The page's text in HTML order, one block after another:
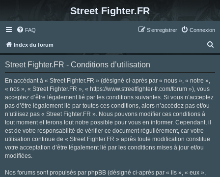
Street Fighter.FR
FAQ Connexion
S’enregistrer
Index du forum
e
Street Fighter.FR - Conditions d’utilisation
En accédant à « Street Fighter.FR » (désigné ci-après par « nous », « notre »,
« nos », « Street Fighter.FR », « https://www.streetfighter-fr.com/forum »), vous
acceptez d’être légalement lié par les conditions suivantes. Si vous n’acceptez
pas d’être légalement lié par toutes ces conditions, alors n’accédez pas et/ou
n’utilisez pas « Street Fighter.FR ». Nous pouvons modifier ces conditions à
tout moment et ferons tout notre possible pour vous en informer. Cependant, il
est de votre responsabilité de vérifier ce document régulièrement, car votre
utilisation continue de « Street Fighter.FR » après toute modification constitue
votre acceptation d’être légalement lié par les conditions mises à jour et/ou
modifiées.
Nos forums sont propulsés par phpBB (désigné ci-après par « ils », « eux »,